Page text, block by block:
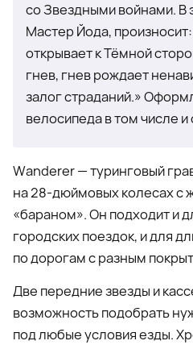
со Звездными войнами. В
Мастер Йода,
открывает к Тёмной
гнев, гнев рождает
залог страданий.»
велосипеда в том числе и
Wanderer — туринговый
на 28-дюймовых колесах с
«бараном». Он подходит и
городских поездок, и для
по дорогам с разным
Две передние звезды и
возможность подобрать
под любые условия езды.